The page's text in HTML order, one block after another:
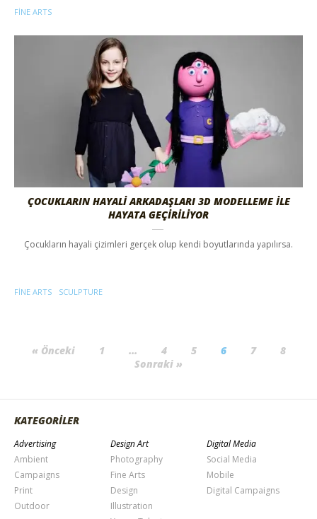
FINE ARTS
ÇOCUKLARIN HAYALİ ARKADAŞLARI 3D MODELLEME İLE
HAYATA GEÇİRİLİYOR
Çocukların hayali çizimleri gerçek olup kendi boyutlarında yapılırsa.
FINE ARTS SCULPTURE
« Önceki 1 … 4 5 6 7
8
Sonraki »
KATEGORİLER
Advertising
Ambient
Campaigns
Print
Outdoor
Design Art
Photography
Fine Arts
Design
Illustration
Digital Media
Social Media
Mobile
Digital Campaigns